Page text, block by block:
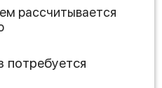
рассчитывается
потребуется